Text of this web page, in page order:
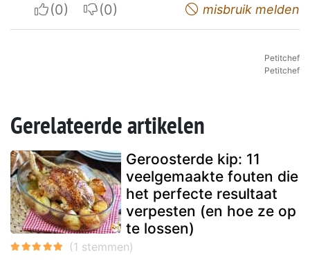
I apreciateI do not appreciatemisbruik melden
Petitchef
Petitchef
Gerelateerde artikelen
Geroosterde kip: 11
veelgemaakte fouten die
het perfecte resultaat
verpesten (en hoe ze op
te lossen)